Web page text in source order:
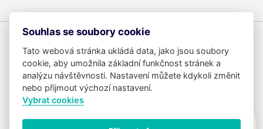
Souhlas se soubory cookie
Tato webová stránka ukládá data, jako jsou soubory
cookie, aby umožnila základní funkčnost stránek a
analýzu návštěvnosti. Nastavení můžete kdykoli změnit
nebo přijmout výchozí nastavení.
Vybrat cookies
Potřebujete poradit?Zeptejte se našeho